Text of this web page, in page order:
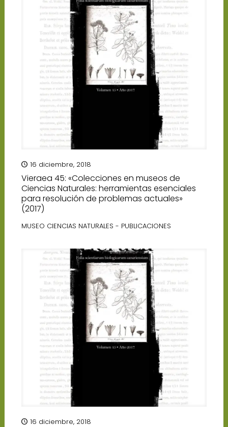
16 diciembre, 2018
Vieraea 45: «Colecciones en museos de
Ciencias Naturales: herramientas esenciales
para resolución de problemas actuales»
(2017)
MUSEO CIENCIAS NATURALES - PUBLICACIONES
16 diciembre, 2018